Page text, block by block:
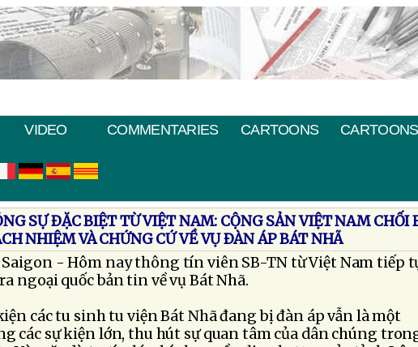
VIDEO COMMENTARIES CARTOONS CARTOONS
SỰ ÐẶC BIỆT TỪ VIỆT NAM: CỘNG SẢN VIỆT NAM CHỐI
NHIỆM VÀ CHỨNG CỨ VỀ VỤ ÐÀN ÁP BÁT NHÃ
- Hôm nay thông tín viên SB-TN từ Việt Nam tiếp
ngoại quốc bản tin về vụ Bát Nhã.
các tu sinh tu viện Bát Nhã đang bị đàn áp vẫn là một
các sự kiện lớn, thu hút sự quan tâm của dân chúng